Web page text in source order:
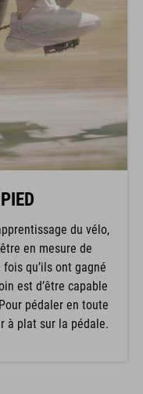
du vélo,
en mesure de
qu’ils ont gagné
est d’être capable
pédaler en toute
à plat sur la pédale.